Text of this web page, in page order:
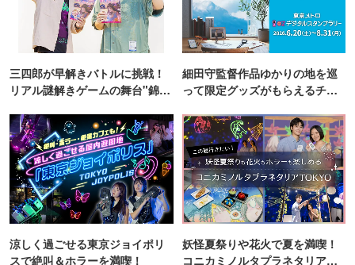
三四郎が早解きバトルに挑戦！
リアル謎解きゲームの舞台"錦糸
細田守監督作品ゆかりの地を巡
って限定グッズがもらえるチャ
涼しく過ごせる東京ジョイポリ
スで絶叫＆ホラーを満喫！
妖怪夏祭りや花火で夏を満喫！
コニカミノルタプラネタリア